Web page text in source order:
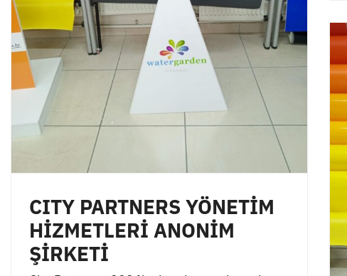
CITY PARTNERS YÖNETİM
HİZMETLERİ ANONİM
ŞİRKETİ